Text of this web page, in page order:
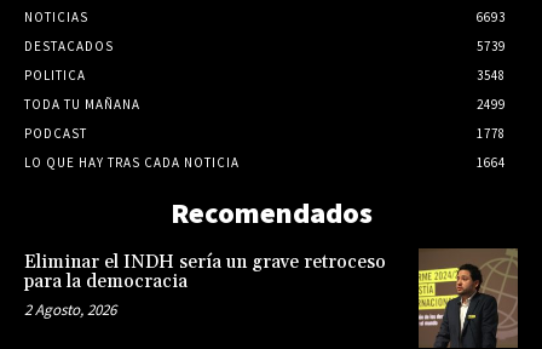
NOTICIAS
6693
DESTACADOS
5739
POLITICA
3548
TODA TU MAÑANA
2499
PODCAST
1778
LO QUE HAY TRAS CADA NOTICIA
1664
Recomendados
Eliminar el INDH sería un grave retroceso
para la democracia
2 Agosto, 2026